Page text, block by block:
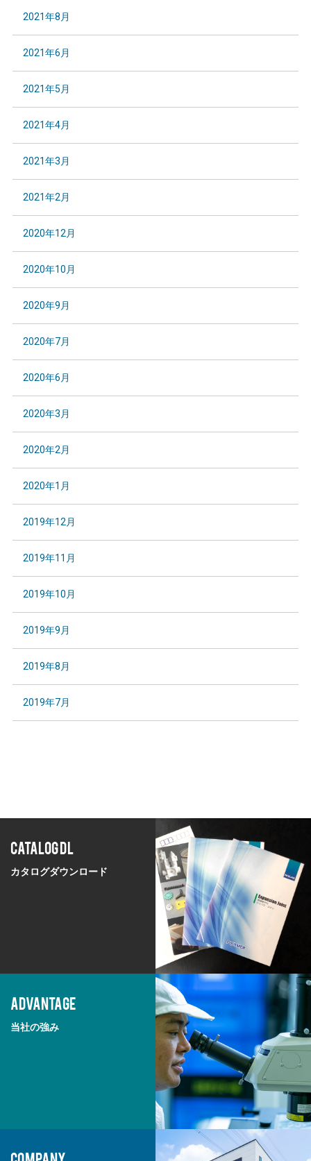
2021年8月
2021年6月
2021年5月
2021年4月
2021年3月
2021年2月
2020年12月
2020年10月
2020年9月
2020年7月
2020年6月
2020年3月
2020年2月
2020年1月
2019年12月
2019年11月
2019年10月
2019年9月
2019年8月
2019年7月
CATALOG DL
カタログダウンロード
ADVANTAGE
当社の強み